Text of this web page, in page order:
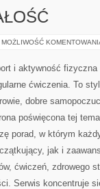
MOŻLIWOŚĆ
i aktywność
ćwiczenia. To
dobre
poświęcona tej
porad, w którym
jak i
ćwiczeń, zdrowego
Serwis koncentruje